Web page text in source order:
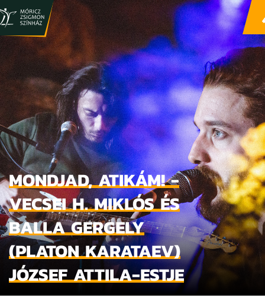
MONDJAD, ATIKÁM! -
VECSEI H. MIKLÓS ÉS
BALLA GERGELY
(PLATON KARATAEV)
JÓZSEF ATTILA-ESTJE